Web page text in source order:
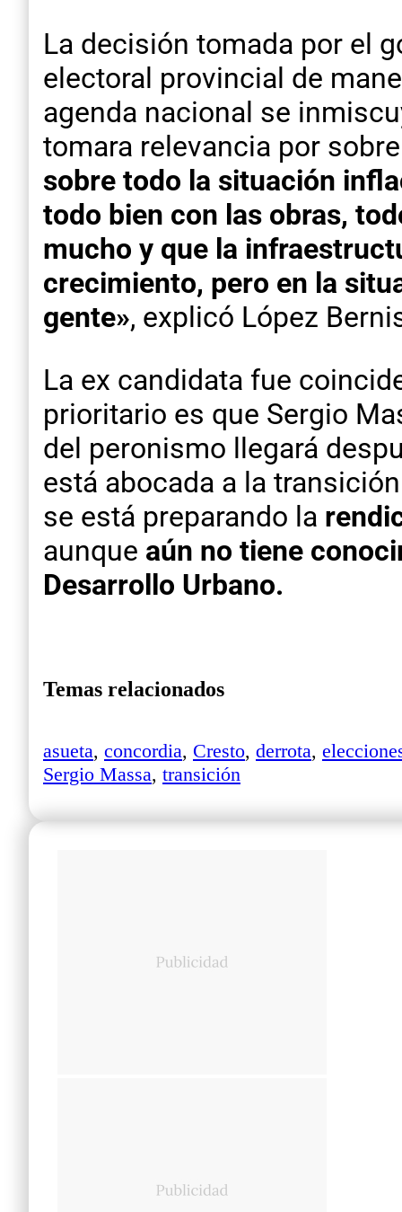
La decisión tomada por el
electoral provincial de
agenda nacional se
tomara relevancia por
sobre todo la situación
todo bien con las obras,
mucho y que la
crecimiento, pero en la
gente», explicó López
La ex candidata fue
prioritario es que Sergio
del peronismo llegará
está abocada a la
se está preparando la
aunque aún no tiene
Desarrollo Urbano.
Temas relacionados
asueta, concordia, Cresto, derrota,
Sergio Massa, transición